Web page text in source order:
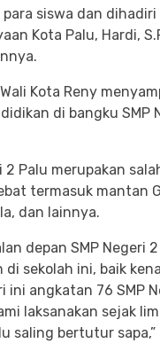
siswa dan
Kota Palu, Hardi,
Kota Reny
di bangku
2 Palu merupakan
termasuk mantan
dan lainnya.
depan SMP Negeri
sekolah ini, baik
ini angkatan 76 SMP
laksanakan sejak
saling bertutur sapa,”